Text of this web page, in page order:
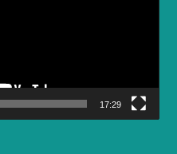
17:29